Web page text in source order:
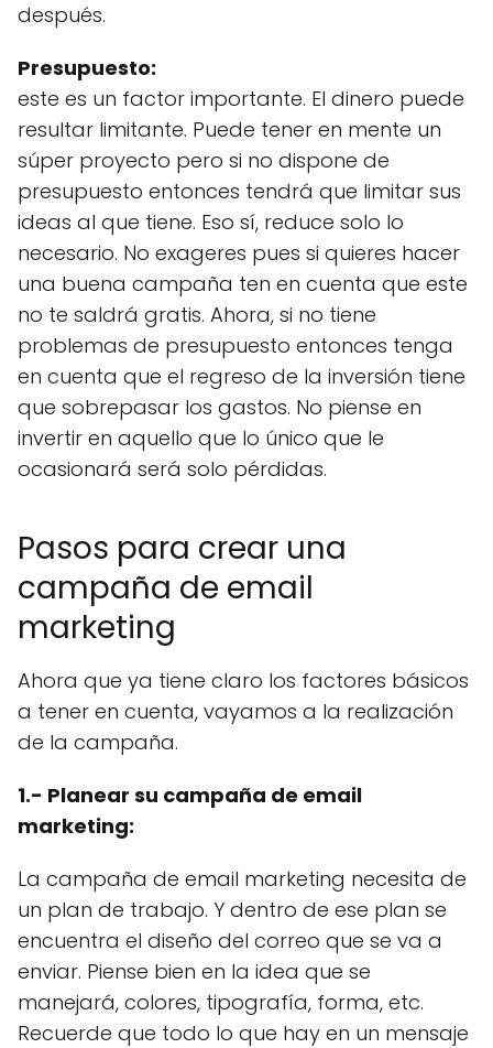
después.
Presupuesto:
este es un factor importante. El dinero puede
resultar limitante. Puede tener en mente un
súper proyecto pero si no dispone de
presupuesto entonces tendrá que limitar sus
ideas al que tiene. Eso sí, reduce solo lo
necesario. No exageres pues si quieres hacer
una buena campaña ten en cuenta que este
no te saldrá gratis. Ahora, si no tiene
problemas de presupuesto entonces tenga
en cuenta que el regreso de la inversión tiene
que sobrepasar los gastos. No piense en
invertir en aquello que lo único que le
ocasionará será solo pérdidas.
Pasos para crear una
campaña de email
marketing
Ahora que ya tiene claro los factores básicos
a tener en cuenta, vayamos a la realización
de la campaña.
1.- Planear su campaña de email
marketing:
La campaña de email marketing necesita de
un plan de trabajo. Y dentro de ese plan se
encuentra el diseño del correo que se va a
enviar. Piense bien en la idea que se
manejará, colores, tipografía, forma, etc.
Recuerde que todo lo que hay en un mensaje